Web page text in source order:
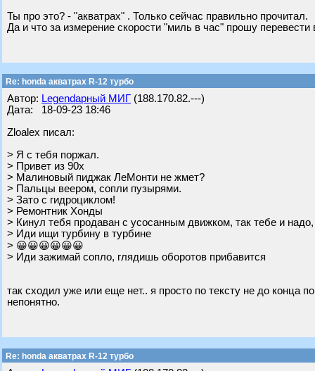
Ты про это? - "акватрах" . Только сейчас правильно прочитал.
Да и что за измерение скорости "миль в час" прошу
Re: honda акватрах R-12 турбо
Автор: Legendарный МИГ (188.170.82.---)
Дата: 18-09-23 18:46
Zloalex писал:
> Я с тебя поржал.
> Привет из 90х
> Малиновый пиджак ЛеМонти не жмет?
> Пальцы веером, сопли пузырями.
> Зато с гидроциклом!
> Ремонтник Хонды
> Кинул тебя продаван с усосанным движком, так тебе и
> Иди ищи турбину в турбине
> 😀😀😀😀😀😀
> Иди зажимай сопло, глядишь оборотов прибавится
так сходил уже или еще нет.. я просто по тексту не до конца
непонятно.
Re: honda акватрах R-12 турбо